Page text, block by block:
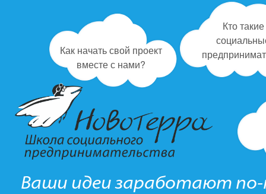
Как начать свой проект
вместе с нами?
Кто такие
Ваши идеи заработают